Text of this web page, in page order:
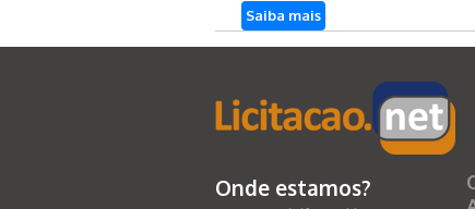
Saiba mais
Onde estamos?